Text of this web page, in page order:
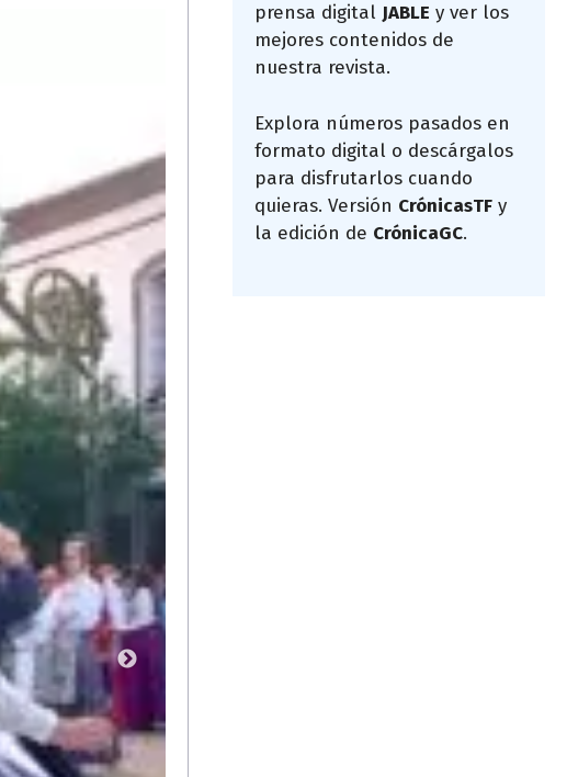
prensa digital JABLE y ver los
mejores contenidos de
nuestra revista.
Explora números pasados en
formato digital o descárgalos
para disfrutarlos cuando
quieras. Versión CrónicasTF y
la edición de CrónicaGC.